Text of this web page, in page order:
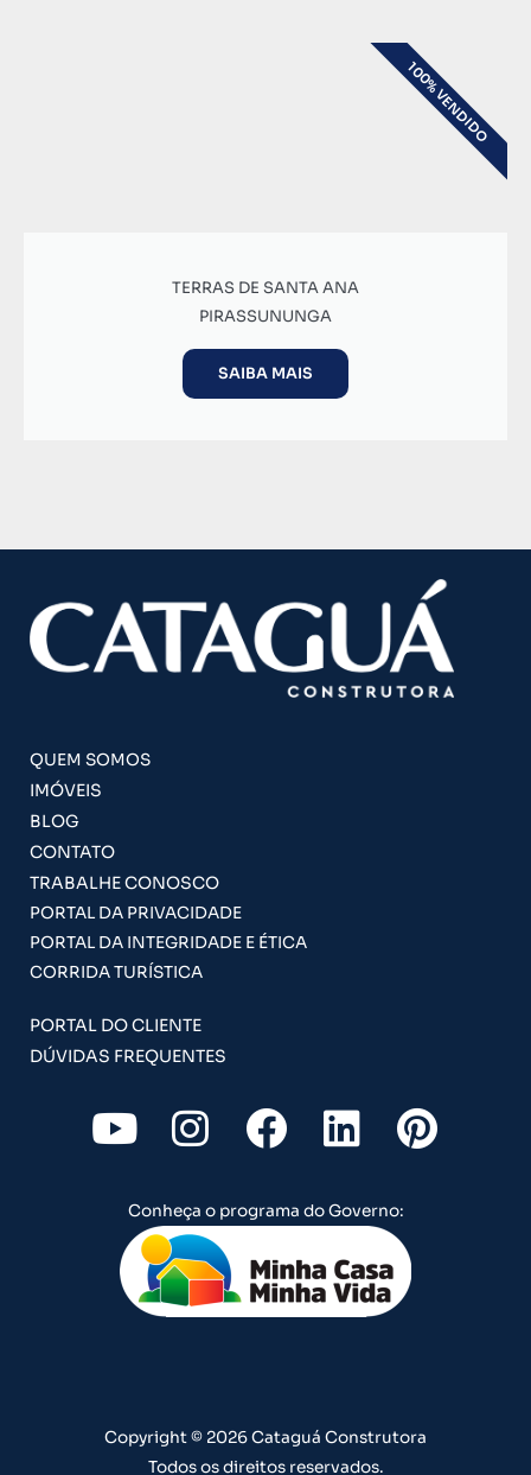
TERRAS DE SANTA ANA
PIRASSUNUNGA
SAIBA MAIS
100% VENDIDO
QUEM SOMOS
IMÓVEIS
BLOG
CONTATO
TRABALHE CONOSCO
PORTAL DA PRIVACIDADE
PORTAL DA INTEGRIDADE E ÉTICA
CORRIDA TURÍSTICA
PORTAL DO CLIENTE
DÚVIDAS FREQUENTES
Y
o
u
t
u
b
I
n
s
t
a
g
m
F
a
c
e
b
o
L
i
n
k
e
d
P
i
t
Conheça o programa do Governo:
Copyright © 2026 Cataguá Construtora
Todos os direitos reservados.